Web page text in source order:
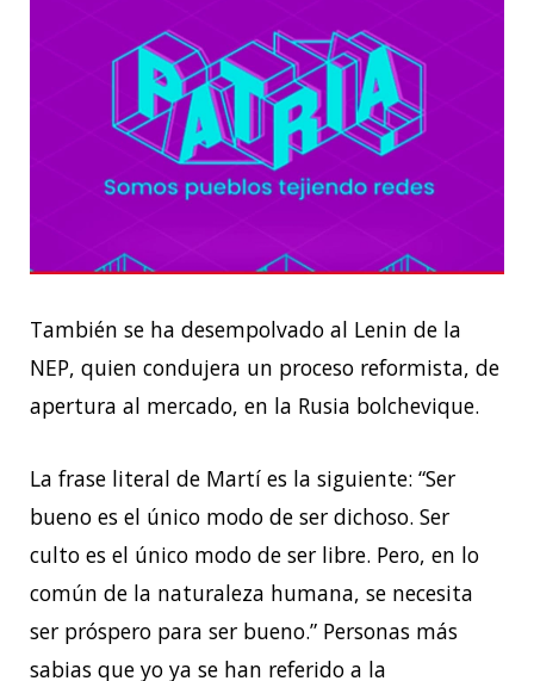
También se ha desempolvado al Lenin de la
NEP, quien condujera un proceso reformista, de
apertura al mercado, en la Rusia bolchevique.
La frase literal de Martí es la siguiente: “Ser
bueno es el único modo de ser dichoso. Ser
culto es el único modo de ser libre. Pero, en lo
común de la naturaleza humana, se necesita
ser próspero para ser bueno.” Personas más
sabias que yo ya se han referido a la